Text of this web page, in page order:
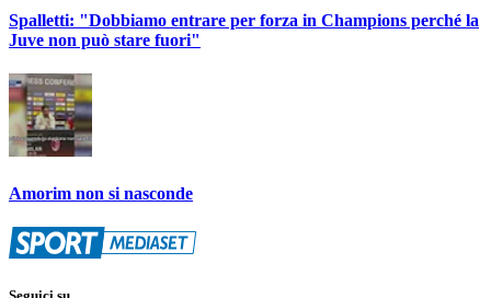
Spalletti: "Dobbiamo entrare per forza in Champions perché la
Juve non può stare fuori"
Amorim non si nasconde